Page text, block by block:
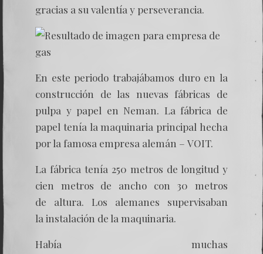
gracias a su valentía y perseverancia.
En este periodo trabajábamos duro en la
construcción de las nuevas fábricas de
pulpa y papel en Neman. La fábrica de
papel tenía la maquinaria principal hecha
por la famosa empresa alemán – VOIT.
La fábrica tenía 250 metros de longitud y
cien metros de ancho con 30 metros
de altura. Los alemanes supervisaban
la instalación de la maquinaria.
Había muchas